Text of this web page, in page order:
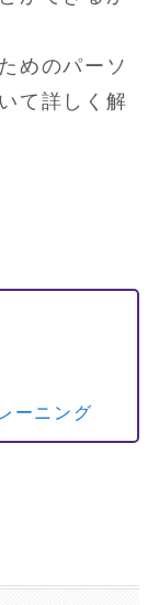
めのパーソ
て詳しく解
ーニング